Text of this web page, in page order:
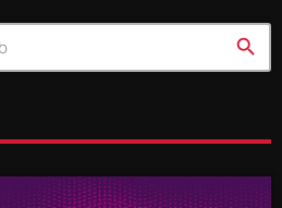
search